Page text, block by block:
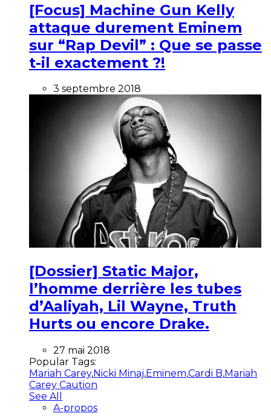
[Focus] Machine Gun Kelly
attaque durement Eminem
sur “Rap Devil” : Que se passe
t-il exactement ?!
3 septembre 2018
[Dossier] Static Major,
l’homme derrière les tubes
d’Aaliyah, Lil Wayne, Truth
Hurts ou encore Drake.
27 mai 2018
Popular Tags:
Mariah Carey,Nicki Minaj,Eminem,Cardi B,Mariah
Carey Caution
See All
A-propos